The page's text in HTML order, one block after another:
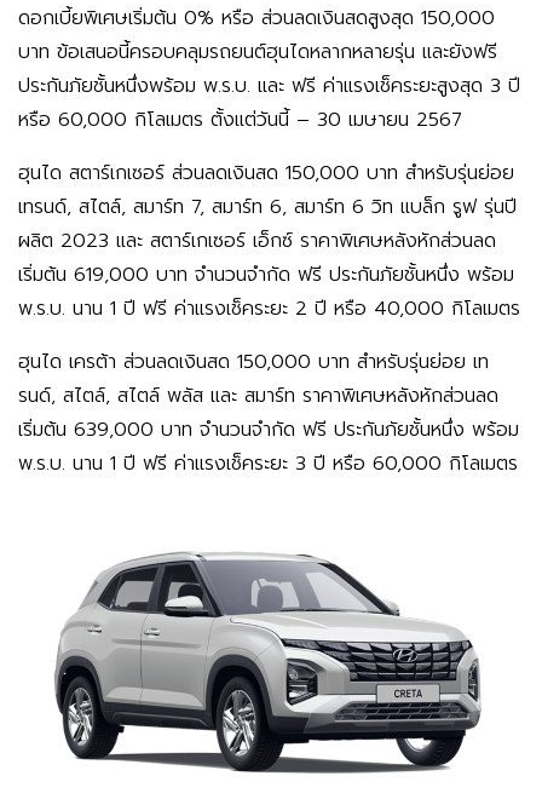
ดอกเบี้ยพิเศษเริ่มต้น 0% หรือ ส่วนลดเงินสดสูงสุด 150,000
บาท ข้อเสนอนี้ครอบคลุมรถยนต์ฮุนไดหลากหลายรุ่น และยังฟรี
ประกันภัยชั้นหนึ่งพร้อม พ.ร.บ. และ ฟรี ค่าแรงเช็คระยะสูงสุด 3 ปี
หรือ 60,000 กิโลเมตร ตั้งแต่วันนี้ – 30 เมษายน 2567
ฮุนได สตาร์เกเซอร์ ส่วนลดเงินสด 150,000 บาท สำหรับรุ่นย่อย
เทรนด์, สไตล์, สมาร์ท 7, สมาร์ท 6, สมาร์ท 6 วิท แบล็ก รูฟ รุ่นปี
ผลิต 2023 และ สตาร์เกเซอร์ เอ็กซ์ ราคาพิเศษหลังหักส่วนลด
เริ่มต้น 619,000 บาท จำนวนจำกัด ฟรี ประกันภัยชั้นหนึ่ง พร้อม
พ.ร.บ. นาน 1 ปี ฟรี ค่าแรงเช็คระยะ 2 ปี หรือ 40,000 กิโลเมตร
ฮุนได เครต้า ส่วนลดเงินสด 150,000 บาท สำหรับรุ่นย่อย เท
รนด์, สไตล์, สไตล์ พลัส และ สมาร์ท ราคาพิเศษหลังหักส่วนลด
เริ่มต้น 639,000 บาท จำนวนจำกัด ฟรี ประกันภัยชั้นหนึ่ง พร้อม
พ.ร.บ. นาน 1 ปี ฟรี ค่าแรงเช็คระยะ 3 ปี หรือ 60,000 กิโลเมตร